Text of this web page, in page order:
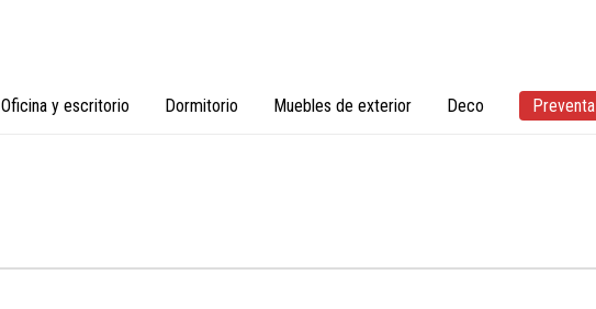
Oficina y escritorio Dormitorio Muebles de exterior Deco Preventa